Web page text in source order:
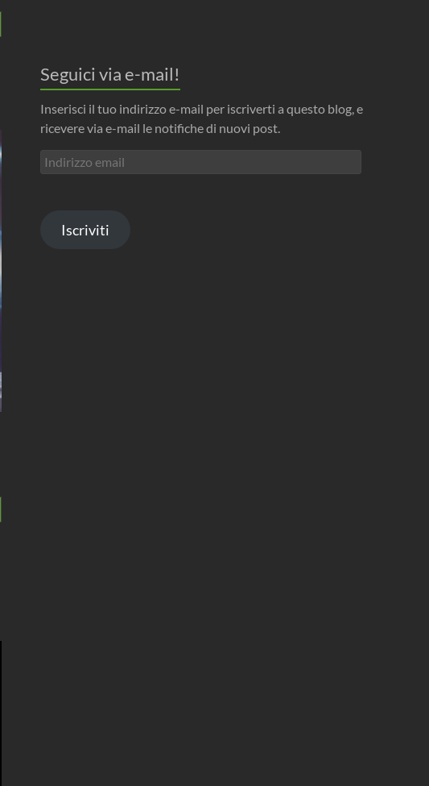
Seguici via e-mail!
Inserisci il tuo indirizzo e-mail per iscriverti a questo blog, e
ricevere via e-mail le notifiche di nuovi post.
Indirizzo
email
Iscriviti